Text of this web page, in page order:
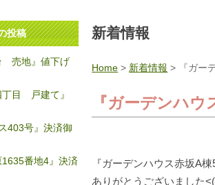
新着情報
Home > 新着情報 > 『ガー
『ガーデンハ
『ガーデンハウス赤坂A
ありがとうございました
投稿
売地』値下げ
丁目 戸建て』
403号』決済御
1635番地4』決済